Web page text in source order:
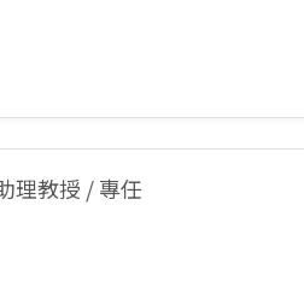
理教授 / 專任